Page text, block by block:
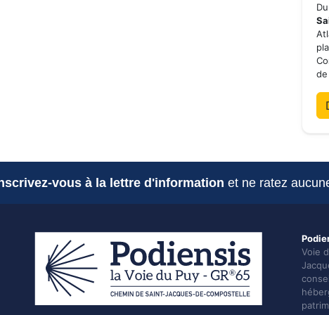
Du
vous à la lettre d'information et ne ratez
Voie